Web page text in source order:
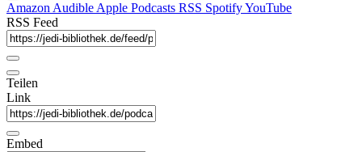
Amazon Audible Apple Podcasts RSS SpotifyYouTube
RSS Feed
Teilen
Link
Embed